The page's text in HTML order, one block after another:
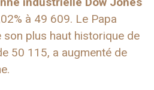
à 49 609. Le Papa
son plus haut historique de
50 115, a augmenté de